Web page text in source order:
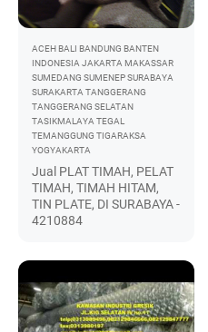
ACEH BALI BANDUNG BANTEN
INDONESIA JAKARTA MAKASSAR
SUMEDANG SUMENEPSURABAYA
SURAKARTA TANGGERANG
TANGGERANG SELATAN
TASIKMALAYA TEGAL
TEMANGGUNG TIGARAKSA
YOGYAKARTA
Jual PLAT TIMAH, PELAT
TIMAH, TIMAH HITAM,
TIN PLATE, DI SURABAYA -
4210884